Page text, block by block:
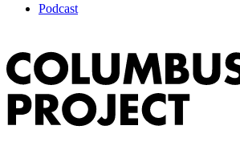
Podcast